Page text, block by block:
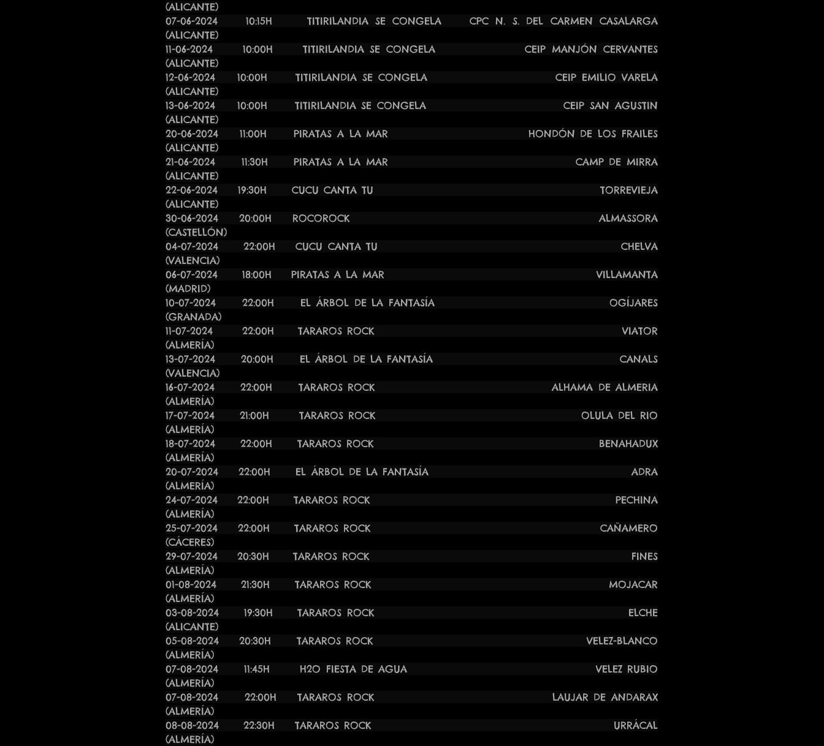
(ALICANTE)
07-06-2024 10:15H TITIRILANDIA SE CONGELA CPC N. S. DEL CARMEN CASALARGA
(ALICANTE)
​11-06-2024 10:00H TITIRILANDIA SE CONGELA CEIP MANJÓN CERVANTES
(ALICANTE)
​12-06-2024 10:00H TITIRILANDIA SE CONGELA CEIP EMILIO VARELA
(ALICANTE)
13-06-2024 10:00H TITIRILANDIA SE CONGELA CEIP SAN AGUSTIN
(ALICANTE)
20-06-2024 11:00H PIRATAS A LA MAR HONDÓN DE LOS FRAILES
(ALICANTE)
21-06-2024 11:30H PIRATAS A LA MAR CAMP DE MIRRA
(ALICANTE)
22-06-2024 19:30H CUCU CANTA TU TORREVIEJA
(ALICANTE)
30-06-2024 20:00H ROCOROCK ALMASSORA
(CASTELLÓN)
04-07-2024 22:00H CUCU CANTA TU
CHELVA
(VALENCIA)
06-07-2024 18:00H PIRATAS A LA MAR
VILLAMANTA
(MADRID)
10-07-2024 22:00H EL ÁRBOL DE LA FANTASÍA
OGÍJARES
(GRANADA)
11-07-2024 22:00H TARAROS ROCK
VIATOR
(ALMERÍA)
13-07-2024 20:00H EL ÁRBOL DE LA FANTASÍA CANALS
(VALENCIA)
16-07-2024 22:00H TARAROS ROCK
ALHAMA DE ALMERIA
(ALMERÍA)
17-07-2024 21:00H TARAROS ROCK OLULA DEL RIO
(ALMERÍA)
18-07-2024 22:00H TARAROS ROCK BENAHADUX
(ALMERÍA)
20-07-2024 22:00H EL ÁRBOL DE LA FANTASÍA ADRA
(ALMERÍA)
24-07-2024 22:00H TARAROS ROCK
PECHINA
(ALMERÍA)
25-07-2024 22:00H TARAROS ROCK CAÑAMERO
(CÁCERES)
29-07-2024 20:30H TARAROS ROCK
FINES
(ALMERÍA)
01-08-2024 21:30H TARAROS ROCK
MOJACAR
(ALMERÍA)
03-08-2024 19:30H TARAROS ROCK
ELCHE
(ALICANTE)
05-08-2024 20:30H TARAROS ROCK
VELEZ-BLANCO
(ALMERÍA)
07-08-2024 11:45H H2O FIESTA DE AGUA VELEZ RUBIO
(ALMERÍA)
07-08-2024 22:00H TARAROS ROCK LAUJAR DE ANDARAX
(ALMERÍA)
08-08-2024 22:30H TARAROS ROCK URRÁCAL
(ALMERÍA)